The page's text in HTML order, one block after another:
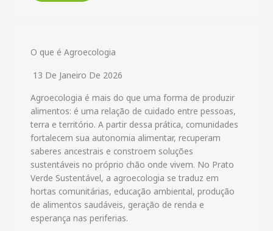
O que é Agroecologia
13 De Janeiro De 2026
Agroecologia é mais do que uma forma de produzir
alimentos: é uma relação de cuidado entre pessoas,
terra e território. A partir dessa prática, comunidades
fortalecem sua autonomia alimentar, recuperam
saberes ancestrais e constroem soluções
sustentáveis no próprio chão onde vivem. No Prato
Verde Sustentável, a agroecologia se traduz em
hortas comunitárias, educação ambiental, produção
de alimentos saudáveis, geração de renda e
esperança nas periferias.